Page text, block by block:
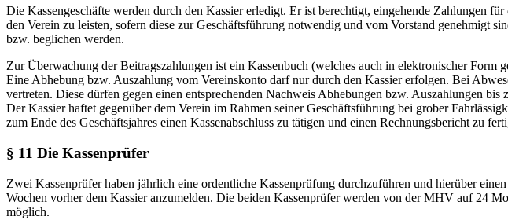
Die Kassengeschäfte werden durch den Kassier erledigt. Er ist berechtigt, eingehende Zahlungen
den Verein zu leisten, sofern diese zur Geschäftsführung notwendig und vom Vorstand genehmigt
bzw. beglichen werden.
Zur Überwachung der Beitragszahlungen ist ein Kassenbuch (welches auch in elektronischer
Eine Abhebung bzw. Auszahlung vom Vereinskonto darf nur durch den Kassier erfolgen. Bei
vertreten. Diese dürfen gegen einen entsprechenden Nachweis Abhebungen bzw. Auszahlungen bis
Der Kassier haftet gegenüber dem Verein im Rahmen seiner Geschäftsführung bei grober
zum Ende des Geschäftsjahres einen Kassenabschluss zu tätigen und einen Rechnungsbericht zu
§ 11 Die Kassenprüfer
Zwei Kassenprüfer haben jährlich eine ordentliche Kassenprüfung durchzuführen und hierüber
Wochen vorher dem Kassier anzumelden. Die beiden Kassenprüfer werden von der MHV auf 24
möglich.